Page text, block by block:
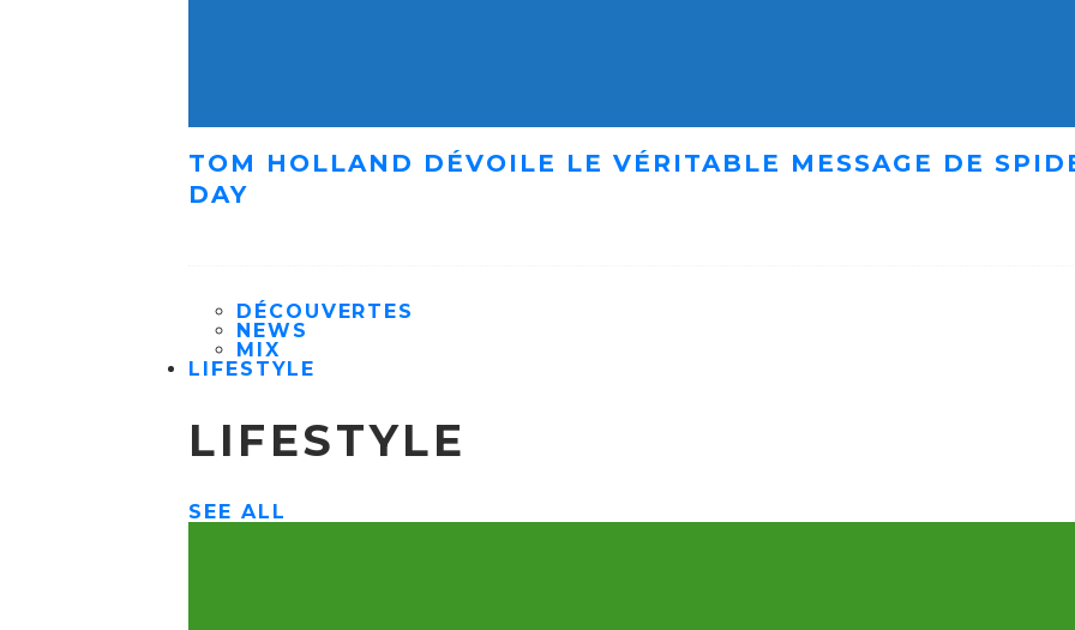
TOM HOLLAND DÉVOILE LE VÉRITABLE MESSAGE DE
DAY
DÉCOUVERTES
NEWS
MIX
LIFESTYLE
LIFESTYLE
SEE ALL